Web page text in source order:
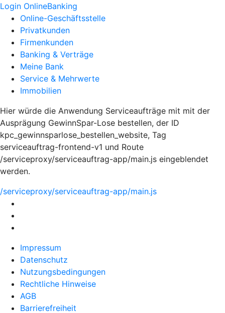
Login OnlineBanking
Online-Geschäftsstelle
Privatkunden
Firmenkunden
Banking & Verträge
Meine Bank
Service & Mehrwerte
Immobilien
Hier würde die Anwendung Serviceaufträge mit mit der
Ausprägung GewinnSpar-Lose bestellen, der ID
kpc_gewinnsparlose_bestellen_website, Tag
serviceauftrag-frontend-v1 und Route
/serviceproxy/serviceauftrag-app/main.js eingeblendet
werden.
/serviceproxy/serviceauftrag-app/main.js
Impressum
Datenschutz
Nutzungsbedingungen
Rechtliche Hinweise
AGB
Barrierefreiheit